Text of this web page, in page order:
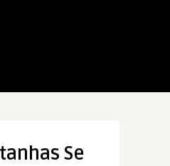
Se